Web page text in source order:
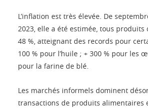
L’inflation est très élevée. De
2023, elle a été estimée, tous produits
48 %, atteignant des records pour
100 % pour l’huile ; + 300 % pour les
pour la farine de blé.
Les marchés informels dominent
transactions de produits alimentaires